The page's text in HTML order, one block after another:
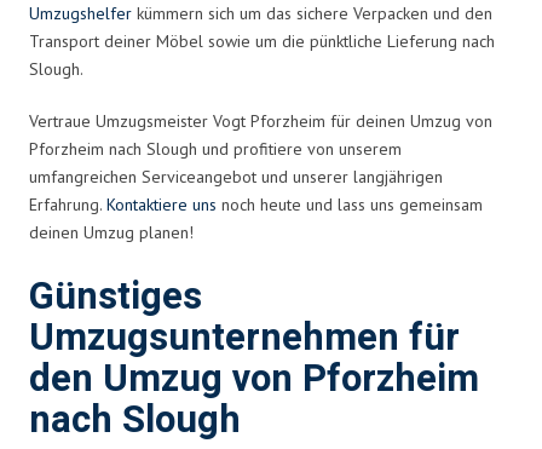
Umzugshelfer kümmern sich um das sichere Verpacken und den
Transport deiner Möbel sowie um die pünktliche Lieferung nach
Slough.
Vertraue Umzugsmeister Vogt Pforzheim für deinen Umzug von
Pforzheim nach Slough und profitiere von unserem
umfangreichen Serviceangebot und unserer langjährigen
Erfahrung. Kontaktiere uns noch heute und lass uns gemeinsam
deinen Umzug planen!
Günstiges
Umzugsunternehmen für
den Umzug von Pforzheim
nach Slough